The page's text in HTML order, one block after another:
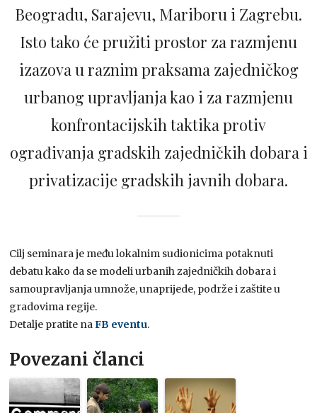
Beogradu, Sarajevu, Mariboru i Zagrebu.
Isto tako će pružiti prostor za razmjenu
izazova u raznim praksama zajedničkog
urbanog upravljanja kao i za razmjenu
konfrontacijskih taktika protiv
ograđivanja gradskih zajedničkih dobara i
privatizacije gradskih javnih dobara.
Cilj seminara je među lokalnim sudionicima potaknuti
debatu kako da se modeli urbanih zajedničkih dobara i
samoupravljanja umnože, unaprijede, podrže i zaštite u
gradovima regije.
Detalje pratite naFB eventu.
Povezani članci